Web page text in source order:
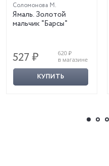
Соломонова М.
Ямаль. Золотой
мальчик "Барсы"
527 ₽
620 ₽
в магазине
КУПИТЬ